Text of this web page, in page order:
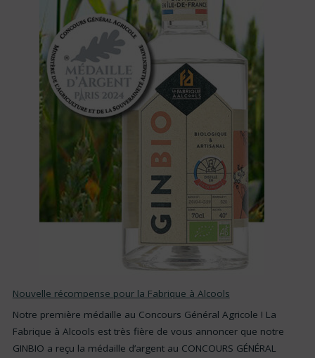
Nouvelle récompense pour la Fabrique à Alcools
Notre première médaille au Concours Général Agricole ! La
Fabrique à Alcools est très fière de vous annoncer que notre
GINBIO a reçu la médaille d’argent au CONCOURS GÉNÉRAL